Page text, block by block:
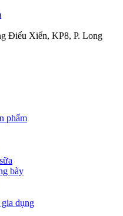
Điểu Xiển, KP8, P. Long
phẩm
bày
dụng